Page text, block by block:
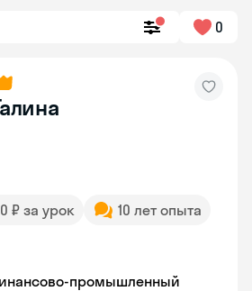
0
₽ за урок
10 лет опыта
промышленный